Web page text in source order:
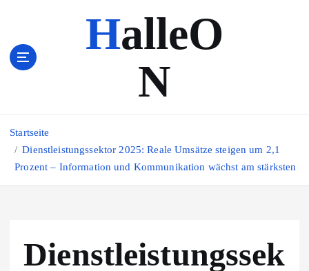
HalleO
N
Startseite
Dienstleistungssektor 2025: Reale Umsätze steigen um 2,1
Prozent – Information und Kommunikation wächst am stärksten
Dienstleistungssek